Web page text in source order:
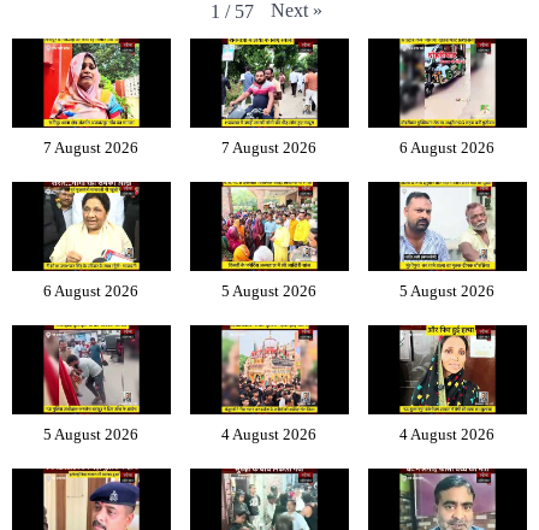
1 / 57 Next »
7 August 2026 7 August 2026 6 August 2026
6 August 2026 5 August 2026 5 August 2026
5 August 2026 4 August 2026 4 August 2026